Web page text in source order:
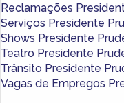
Reclamações
Serviços Presidente
Shows Presidente
Teatro Presidente
Trânsito Presidente
Vagas de Empregos